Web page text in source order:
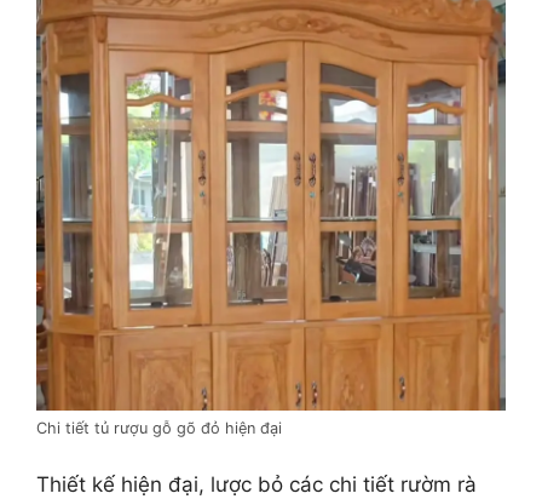
Chi tiết tủ rượu gỗ gõ đỏ hiện đại
Thiết kế hiện đại, lược bỏ các chi tiết rườm rà